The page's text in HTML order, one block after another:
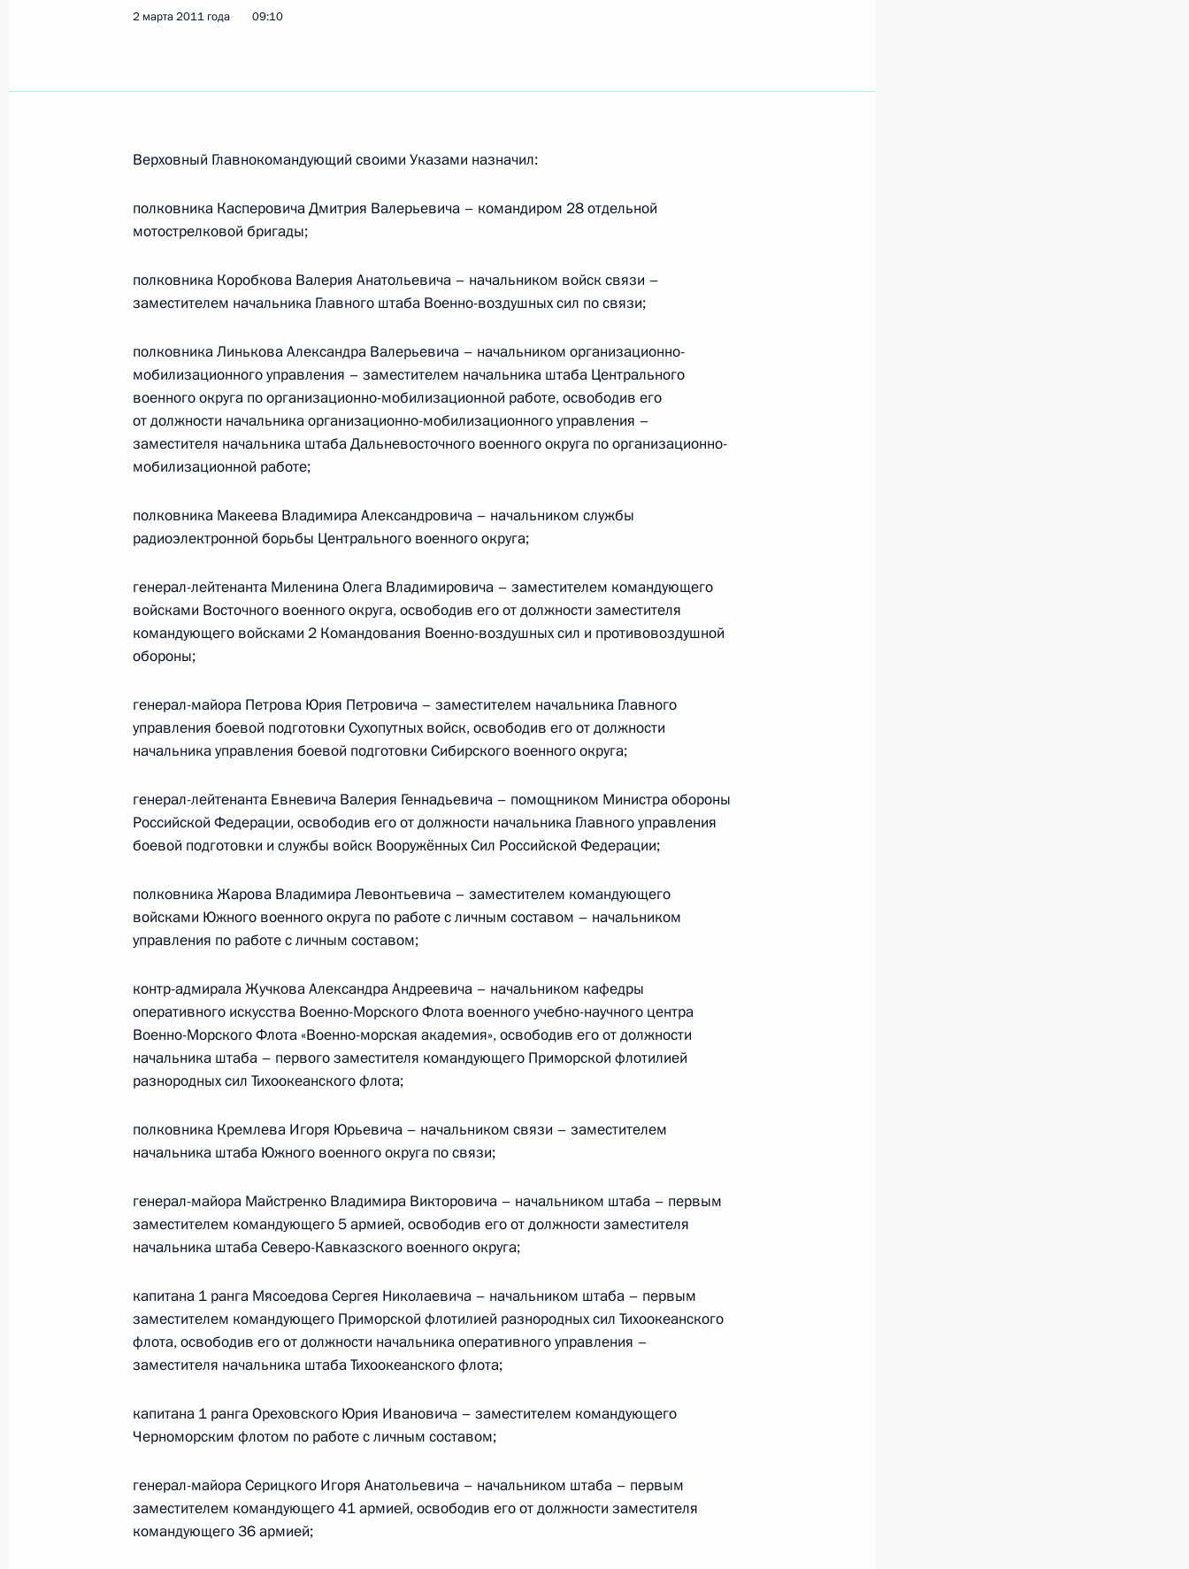
Подписан закон о ратификации соглашения между Россией и Украиной об охране
Подписан закон о присоединении России к Роттердамской конвенции
правовой помощи по уголовным делам
Подписан закон о ратификации соглашения о создании Центральноазиатского
координационного центра по борьбе с незаконным оборотом наркотиков
9 марта 2011 года, 10:30
7 марта 2011 года, понедельник
Российской Федерации»
7 марта 2011 года, 14:50
Подписан закон, направленный на поддержку субъектов малого и среднего
предпринимательства
7 марта 2011 года, 14:40
О выделении средств из резервного фонда Президента
Подписан Федеральный закон, касающийся налогообложения доходов физических
7 марта 2011 года, 14:20
Подписан закон о размере базовой доходности для предпринимательской
7 марта 2011 года, 14:00
Внесены изменения в закон о государственных пособиях гражданам, имеющим
детей
3 марта 2011 года, четверг
Евразийского экономического сообщества
Кадровые изменения в Вооружённых Силах
2 марта 2011 года 09:10
Верховный Главнокомандующий своими Указами назначил:
полковника Касперовича Дмитрия Валерьевича – командиром 28 отдельной
мотострелковой бригады;
полковника Коробкова Валерия Анатольевича – начальником войск связи –
заместителем начальника Главного штаба Военно-воздушных сил по связи;
полковника Линькова Александра Валерьевича – начальником организационно-
мобилизационного управления – заместителем начальника штаба Центрального
военного округа по организационно-мобилизационной работе, освободив его
от должности начальника организационно-мобилизационного управления –
заместителя начальника штаба Дальневосточного военного округа по организационно-
мобилизационной работе;
полковника Макеева Владимира Александровича – начальником службы
радиоэлектронной борьбы Центрального военного округа;
генерал-лейтенанта Миленина Олега Владимировича – заместителем командующего
войсками Восточного военного округа, освободив его от должности заместителя
командующего войсками 2 Командования Военно-воздушных сил и противовоздушной
обороны;
генерал-майора Петрова Юрия Петровича – заместителем начальника Главного
управления боевой подготовки Сухопутных войск, освободив его от должности
начальника управления боевой подготовки Сибирского военного округа;
генерал-лейтенанта Евневича Валерия Геннадьевича – помощником Министра обороны
Российской Федерации, освободив его от должности начальника Главного управления
боевой подготовки и службы войск Вооружённых Сил Российской Федерации;
полковника Жарова Владимира Левонтьевича – заместителем командующего
войсками Южного военного округа по работе с личным составом – начальником
управления по работе с личным составом;
контр-адмирала Жучкова Александра Андреевича – начальником кафедры
оперативного искусства Военно-Морского Флота военного учебно-научного центра
Военно-Морского Флота «Военно-морская академия», освободив его от должности
начальника штаба – первого заместителя командующего Приморской флотилией
разнородных сил Тихоокеанского флота;
полковника Кремлева Игоря Юрьевича – начальником связи – заместителем
начальника штаба Южного военного округа по связи;
генерал-майора Майстренко Владимира Викторовича – начальником штаба – первым
заместителем командующего 5 армией, освободив его от должности заместителя
начальника штаба Северо-Кавказского военного округа;
капитана 1 ранга Мясоедова Сергея Николаевича – начальником штаба – первым
заместителем командующего Приморской флотилией разнородных сил Тихоокеанского
флота, освободив его от должности начальника оперативного управления –
заместителя начальника штаба Тихоокеанского флота;
капитана 1 ранга Ореховского Юрия Ивановича – заместителем командующего
Черноморским флотом по работе с личным составом;
генерал-майора Серицкого Игоря Анатольевича – начальником штаба – первым
заместителем командующего 41 армией, освободив его от должности заместителя
командующего 36 армией;